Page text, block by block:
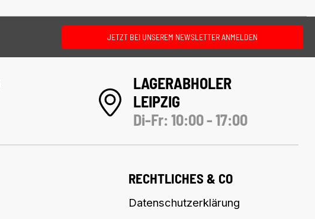
JETZT BEI UNSEREM NEWSLETTER ANMELDEN
LAGERABHOLER
LEIPZIG
Di-Fr: 10:00 - 17:00
RECHTLICHES & CO
Datenschutzerklärung